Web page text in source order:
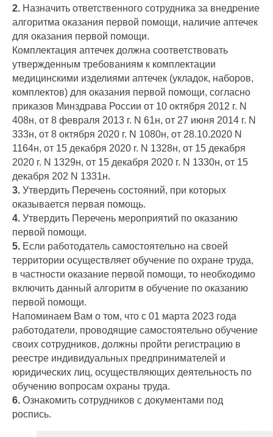
2. Назначить ответственного сотрудника за внедрение
алгоритма оказания первой помощи, наличие аптечек
для оказания первой помощи.
Комплектация аптечек должна соответствовать
утвержденным требованиям к комплектации
медицинскими изделиями аптечек (укладок, наборов,
комплектов) для оказания первой помощи, согласно
приказов Минздрава России от 10 октября 2012 г. N
408н, от 8 февраля 2013 г. N 61н, от 27 июня 2014 г. N
333н, от 8 октября 2020 г. N 1080н, от 28.10.2020 N
1164н, от 15 декабря 2020 г. N 1328н, от 15 декабря
2020 г. N 1329н, от 15 декабря 2020 г. N 1330н, от 15
декабря 202 N 1331н.
3. Утвердить Перечень состояний, при которых
оказывается первая помощь.
4. Утвердить Перечень мероприятий по оказанию
первой помощи.
5. Если работодатель самостоятельно на своей
территории осуществляет обучение по охране труда,
в частности оказание первой помощи, то необходимо
включить данный алгоритм в обучение по оказанию
первой помощи.
Напоминаем Вам о том, что с 01 марта 2023 года
работодатели, проводящие самостоятельно обучение
своих сотрудников, должны пройти регистрацию в
реестре индивидуальных предпринимателей и
юридических лиц, осуществляющих деятельность по
обучению вопросам охраны труда.
6. Ознакомить сотрудников с документами под
роспись.